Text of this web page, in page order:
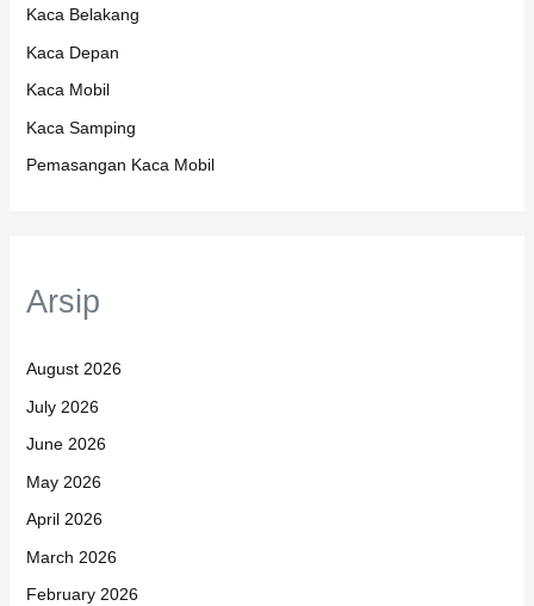
Kaca Belakang
Kaca Depan
Kaca Mobil
Kaca Samping
Pemasangan Kaca Mobil
Arsip
August 2026
July 2026
June 2026
May 2026
April 2026
March 2026
February 2026